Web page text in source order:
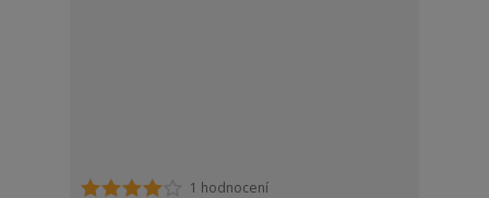
1 hodnocení